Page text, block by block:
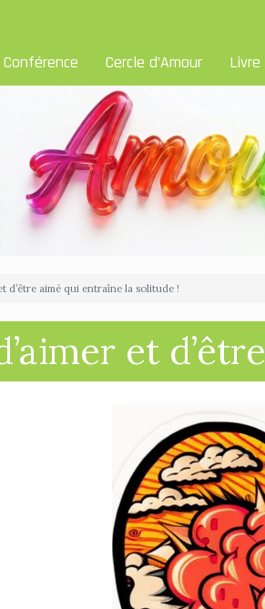
Conférence Cercle d’Amour Livre
d’être aimé qui entraîne la solitude !
et